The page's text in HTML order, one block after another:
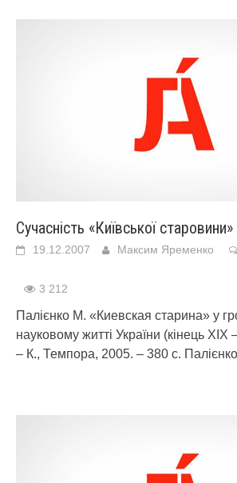
Сучасність «Київської старовини»
19.12.2007 Максим Яременко
3 212
Палієнко М. «Киевская старина» у
науковому житті України (кінець ХІХ
– К., Темпора, 2005. – 380 с.